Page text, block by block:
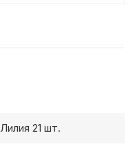
Лилия 21 шт.